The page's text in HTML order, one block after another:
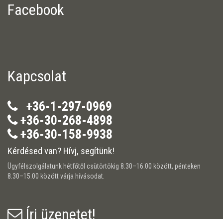
Facebook
Kapcsolat
+36-1-297-0969
+36-30-268-4898
+36-30-158-9938
Kérdésed van? Hívj, segítünk!
Ügyfélszolgálatunk hétfőtől csütörtökig 8.30–16.00 között, pénteken
8.30–15.00 között várja hívásodat.
Írj üzenetet!